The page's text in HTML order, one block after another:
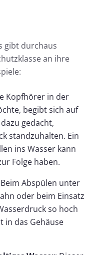
gibt durchaus
an ihre
Kopfhörer in der
begibt sich auf
gedacht,
standzuhalten. Ein
ins Wasser kann
Folge haben.
Abspülen unter
oder beim Einsatz
so hoch
in das Gehäuse